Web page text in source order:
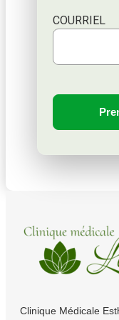
COURRIEL
Clinique Médicale